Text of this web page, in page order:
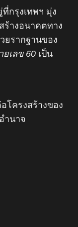
กรุงเทพฯ มุ่ง
ร้างอนาคตทาง
รากฐานของ
เลข 60 เป็น
โครงสร้างของ
ำนาจ